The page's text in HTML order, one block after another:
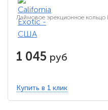
Лаймовое эрекционное
1 045 руб
Купить в 1 клик